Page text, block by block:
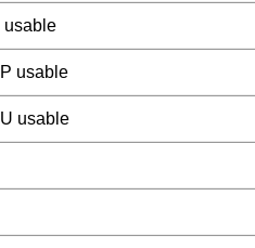
usable
usable
usable